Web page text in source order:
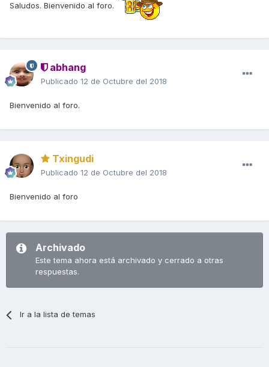
Saludos. Bienvenido al foro.
abhang
Publicado 12 de Octubre del 2018
Bienvenido al foro.
Txingudi
Publicado 12 de Octubre del 2018
Bienvenido al foro
Archivado
Este tema ahora está archivado y cerrado a otras
respuestas.
Ir a la lista de temas